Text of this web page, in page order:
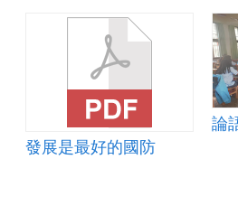
發展是最好的國防